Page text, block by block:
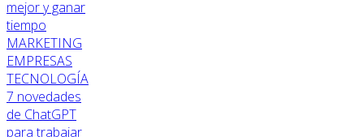
MARKETING
EMPRESAS
TECNOLOGÍA
7 novedades
de ChatGPT
para trabajar